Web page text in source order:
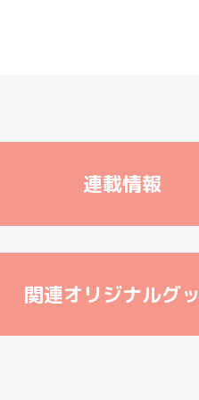
連載情報
関連オリジナルグ